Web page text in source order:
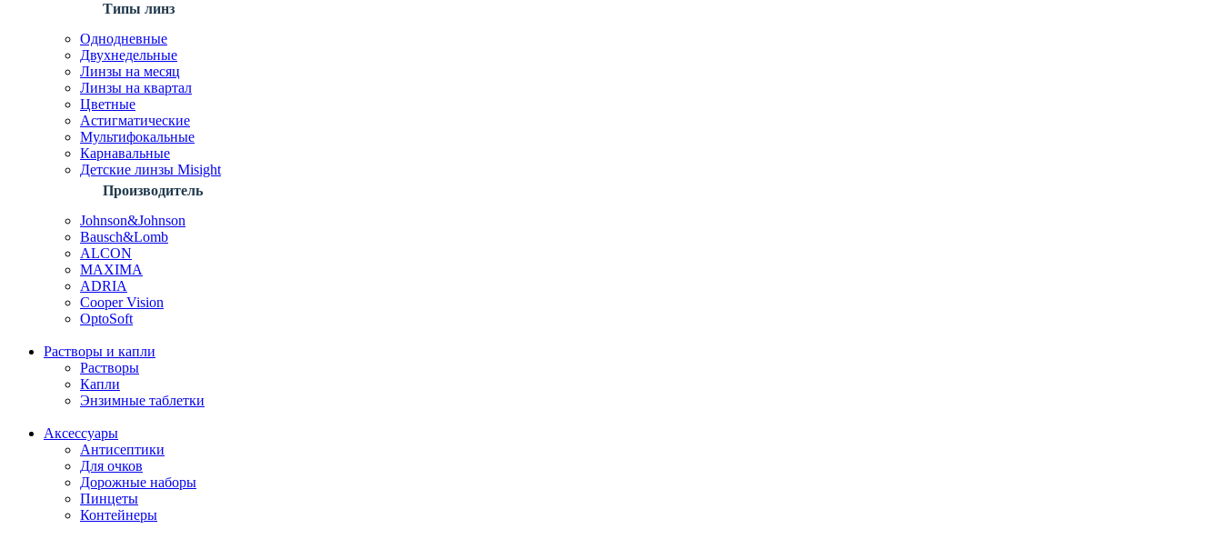
Типы линз
Однодневные
Двухнедельные
Линзы на месяц
Линзы на квартал
Цветные
Астигматические
Мультифокальные
Карнавальные
Детские линзы Misight
Производитель
Johnson&Johnson
Bausch&Lomb
ALCON
MAXIMA
ADRIA
Cooper Vision
OptoSoft
Растворы и капли
Растворы
Капли
Энзимные таблетки
Аксессуары
Антисептики
Для очков
Дорожные наборы
Пинцеты
Контейнеры